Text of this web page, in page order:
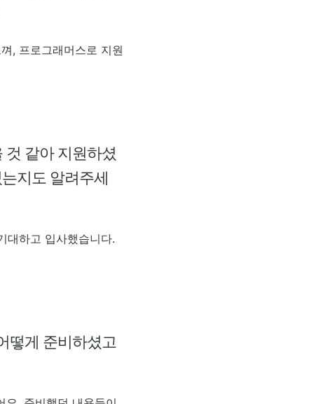
, 프로그래머스로 지원
것 같아 지원하셨
지도 알려주세
대하고 입사했습니다.
떻게 준비하셨고